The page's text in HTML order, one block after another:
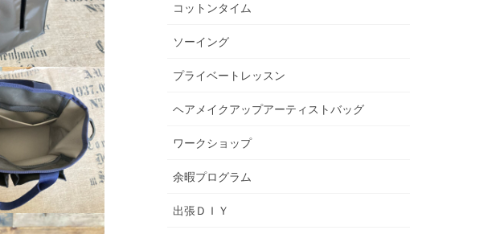
コットンタイム
ソーイング
プライベートレッスン
ヘアメイクアップアーティストバッグ
ワークショップ
余暇プログラム
出張ＤＩＹ